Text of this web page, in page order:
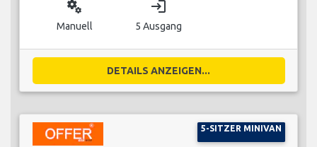
miscellaneous_services
Manuell
login
5 Ausgang
DETAILS ANZEIGEN...
5-SITZER MINIVAN